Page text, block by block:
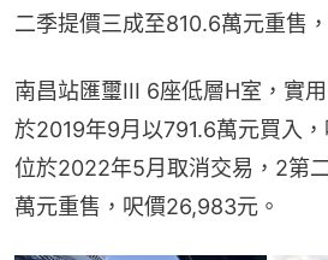
二季提價三成至810.6萬元重售
南昌站匯璽III 6座低層H室，實
於2019年9月以791.6萬元買入
位於2022年5月取消交易，2第
萬元重售，呎價26,983元。